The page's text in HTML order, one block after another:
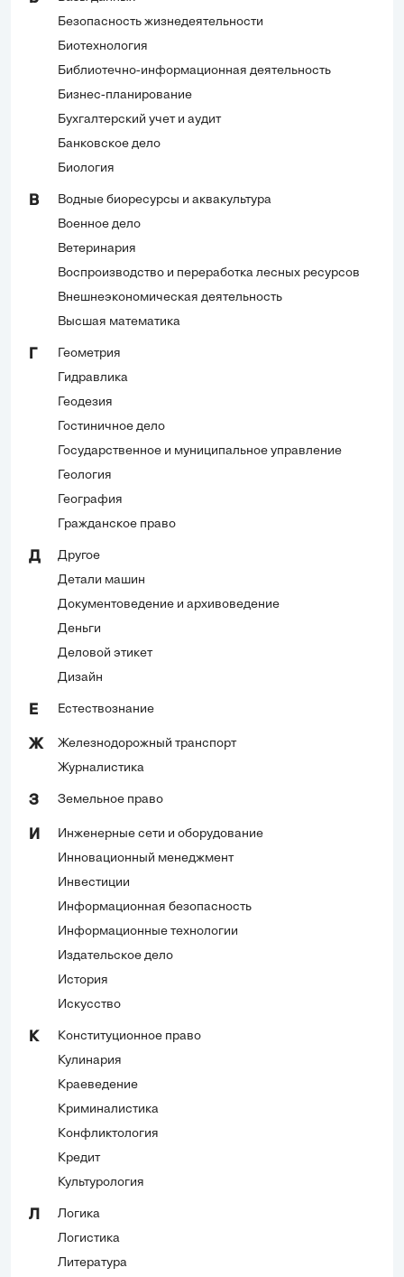
Безопасность жизнедеятельности
Биотехнология
Библиотечно-информационная деятельность
Бизнес-планирование
Бухгалтерский учет и аудит
Банковское дело
Биология
В
Водные биоресурсы и аквакультура
Военное дело
Ветеринария
Воспроизводство и переработка лесных ресурсов
Внешнеэкономическая деятельность
Высшая математика
Г
Геометрия
Гидравлика
Геодезия
Гостиничное дело
Государственное и муниципальное управление
Геология
География
Гражданское право
Д
Другое
Детали машин
Документоведение и архивоведение
Деньги
Деловой этикет
Дизайн
Е Естествознание
Ж
Железнодорожный транспорт
Журналистика
З Земельное право
И
Инженерные сети и оборудование
Инновационный менеджмент
Инвестиции
Информационная безопасность
Информационные технологии
Издательское дело
История
Искусство
К
Конституционное право
Кулинария
Краеведение
Криминалистика
Конфликтология
Кредит
Культурология
Л
Логика
Логистика
Литература